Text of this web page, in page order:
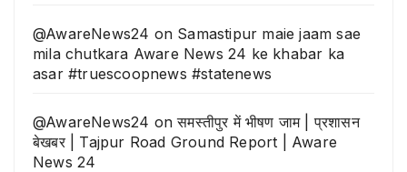
@AwareNews24 on Samastipur maie jaam sae
mila chutkara Aware News 24 ke khabar ka
asar #truescoopnews #statenews
@AwareNews24 onसमस्तीपुर में भीषण जाम | प्रशासन
बेखबर | Tajpur Road Ground Report | Aware
News 24